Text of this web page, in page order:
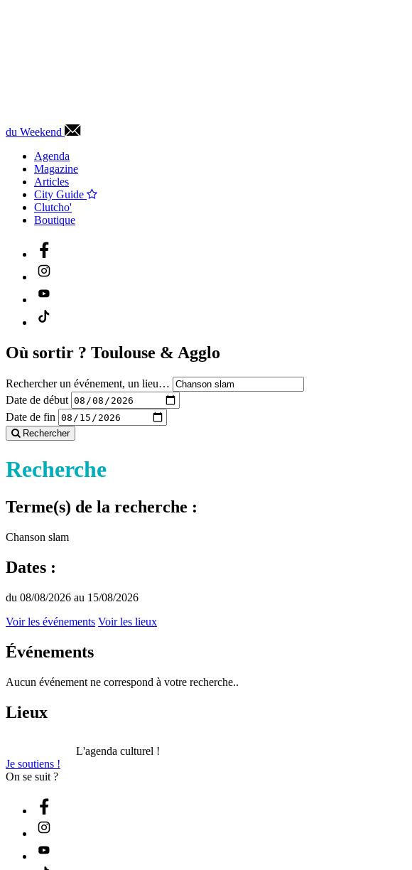
du Weekend
Agenda
Magazine
Articles
City Guide
Clutcho'
Boutique
Où sortir ? Toulouse & Agglo
Rechercher un événement, un lieu…
Date de début
Date de fin
Rechercher
Recherche
Terme(s) de la recherche :
Chanson slam
Dates :
du 08/08/2026 au 15/08/2026
Voir les événements Voir les lieux
Événements
Aucun événement ne correspond à votre recherche..
Lieux
L'agenda culturel !
Je soutiens !
On se suit ?